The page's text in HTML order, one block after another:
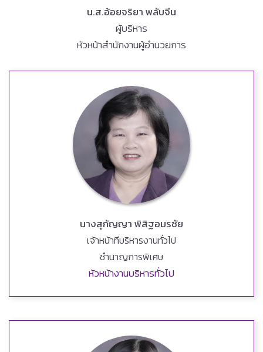
น.ส.อ้อยจริยา พลับจีน
ผู้บริหาร
หัวหน้าสำนักงานผู้อำนวยการ
นางสุกัญญา พิสิฐอมรชัย
เจ้าหน้าทีบริหารงานทั่วไป
ชำนาญการพิเศษ
หัวหน้างานบริหารทั่วไป